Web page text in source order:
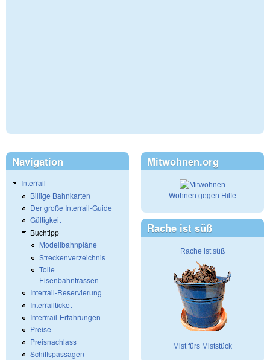
Navigation
Interrail
Billige Bahnkarten
Der große Interrail-Guide
Gültigkeit
Buchtipp
Modellbahnpläne
Streckenverzeichnis
Tolle
Eisenbahntrassen
Interrail-Reservierung
Interrailticket
Interrrail-Erfahrungen
Preise
Preisnachlass
Schiffspassagen
Mitwohnen.org
Wohnen gegen Hilfe
Rache ist süß
Rache ist süß
Mist fürs Miststück